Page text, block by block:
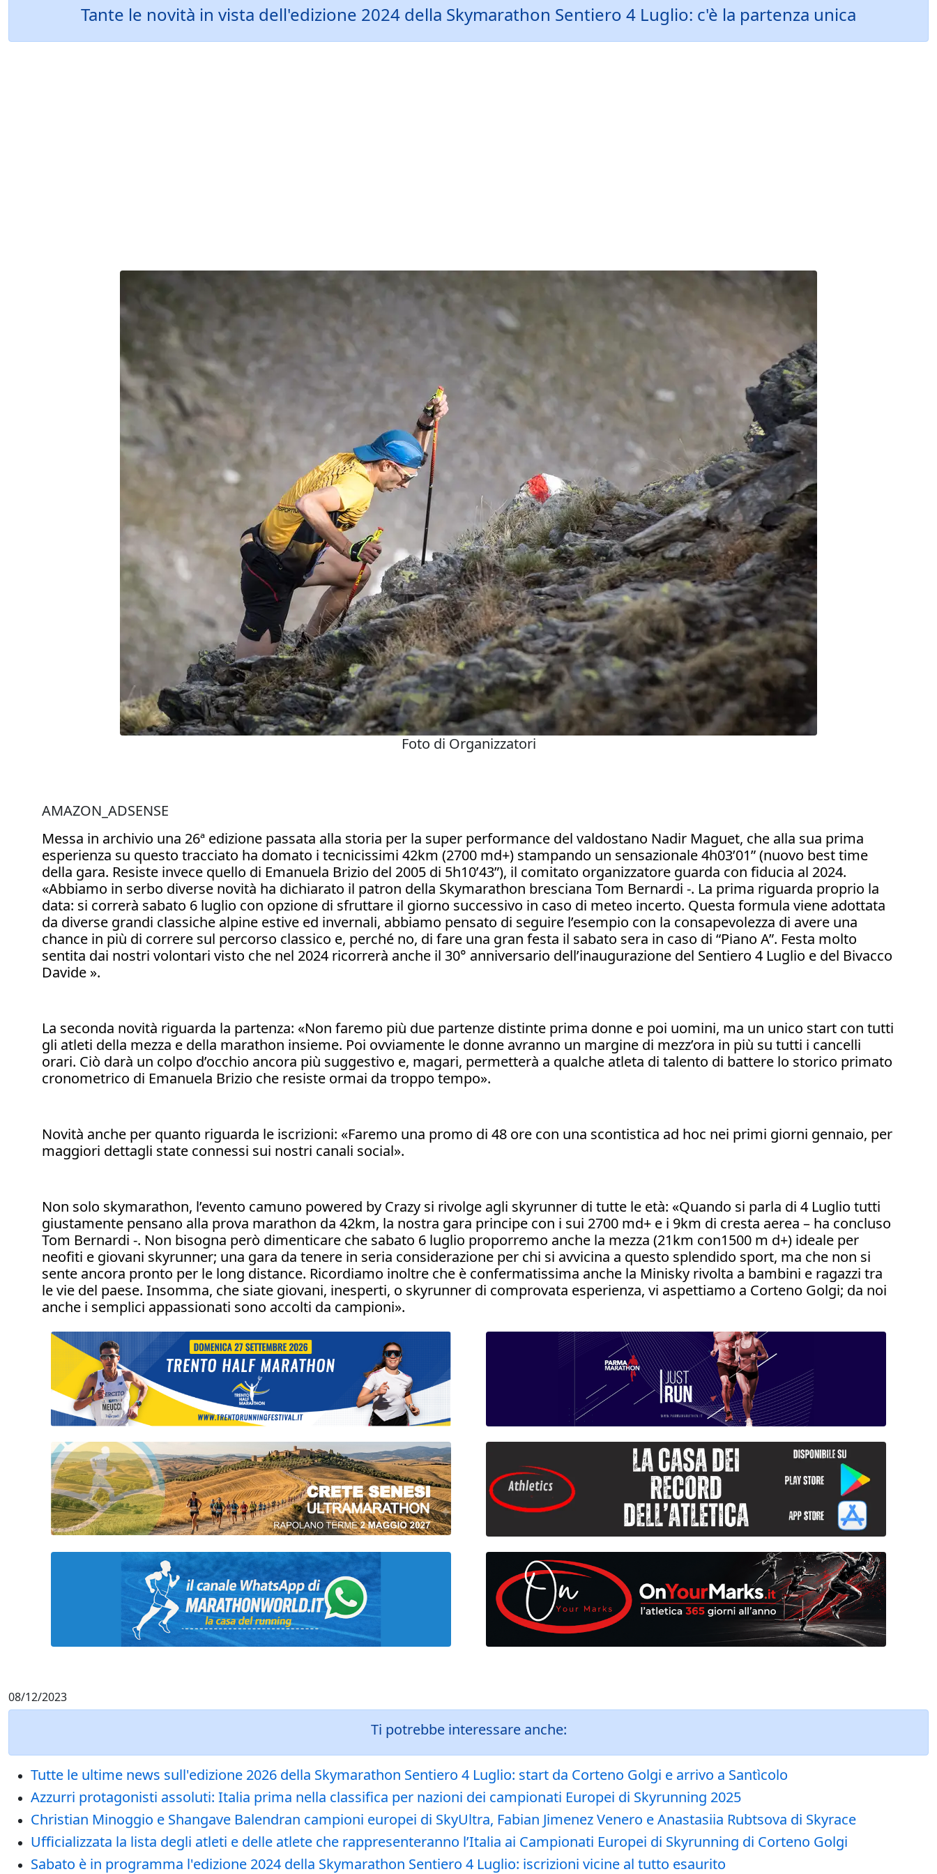
Tante le novità in vista dell'edizione 2024 della Skymarathon Sentiero 4 Luglio: c'è la partenza unica
Foto di Organizzatori
AMAZON_ADSENSE
Messa in archivio una 26ª edizione passata alla storia per la super performance del valdostano Nadir Maguet, che alla sua prima
esperienza su questo tracciato ha domato i tecnicissimi 42km (2700 md+) stampando un sensazionale 4h03’01” (nuovo best time
della gara. Resiste invece quello di Emanuela Brizio del 2005 di 5h10’43”), il comitato organizzatore guarda con fiducia al 2024.
«Abbiamo in serbo diverse novità ha dichiarato il patron della Skymarathon bresciana Tom Bernardi -. La prima riguarda proprio la
data: si correrà sabato 6 luglio con opzione di sfruttare il giorno successivo in caso di meteo incerto. Questa formula viene adottata
da diverse grandi classiche alpine estive ed invernali, abbiamo pensato di seguire l’esempio con la consapevolezza di avere una
chance in più di correre sul percorso classico e, perché no, di fare una gran festa il sabato sera in caso di “Piano A”. Festa molto
sentita dai nostri volontari visto che nel 2024 ricorrerà anche il 30° anniversario dell’inaugurazione del Sentiero 4 Luglio e del Bivacco
Davide ».
La seconda novità riguarda la partenza: «Non faremo più due partenze distinte prima donne e poi uomini, ma un unico start con tutti
gli atleti della mezza e della marathon insieme. Poi ovviamente le donne avranno un margine di mezz’ora in più su tutti i cancelli
orari. Ciò darà un colpo d’occhio ancora più suggestivo e, magari, permetterà a qualche atleta di talento di battere lo storico primato
cronometrico di Emanuela Brizio che resiste ormai da troppo tempo».
Novità anche per quanto riguarda le iscrizioni: «Faremo una promo di 48 ore con una scontistica ad hoc nei primi giorni gennaio, per
maggiori dettagli state connessi sui nostri canali social».
Non solo skymarathon, l’evento camuno powered by Crazy si rivolge agli skyrunner di tutte le età: «Quando si parla di 4 Luglio tutti
giustamente pensano alla prova marathon da 42km, la nostra gara principe con i sui 2700 md+ e i 9km di cresta aerea – ha concluso
Tom Bernardi -. Non bisogna però dimenticare che sabato 6 luglio proporremo anche la mezza (21km con1500 m d+) ideale per
neofiti e giovani skyrunner; una gara da tenere in seria considerazione per chi si avvicina a questo splendido sport, ma che non si
sente ancora pronto per le long distance. Ricordiamo inoltre che è confermatissima anche la Minisky rivolta a bambini e ragazzi tra
le vie del paese. Insomma, che siate giovani, inesperti, o skyrunner di comprovata esperienza, vi aspettiamo a Corteno Golgi; da noi
anche i semplici appassionati sono accolti da campioni».
08/12/2023
Ti potrebbe interessare anche:
Tutte le ultime news sull'edizione 2026 della Skymarathon Sentiero 4 Luglio: start da Corteno Golgi e arrivo a Santìcolo
Azzurri protagonisti assoluti: Italia prima nella classifica per nazioni dei campionati Europei di Skyrunning 2025
Christian Minoggio e Shangave Balendran campioni europei di SkyUltra, Fabian Jimenez Venero e Anastasiia Rubtsova di Skyrace
Ufficializzata la lista degli atleti e delle atlete che rappresenteranno l’Italia ai Campionati Europei di Skyrunning di Corteno Golgi
Sabato è in programma l'edizione 2024 della Skymarathon Sentiero 4 Luglio: iscrizioni vicine al tutto esaurito